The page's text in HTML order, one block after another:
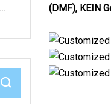
(DMF), KEIN